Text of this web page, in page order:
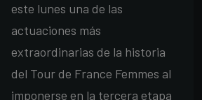
este lunes una de las
actuaciones más
extraordinarias de la historia
del Tour de France Femmes al
imponerse en la tercera etapa